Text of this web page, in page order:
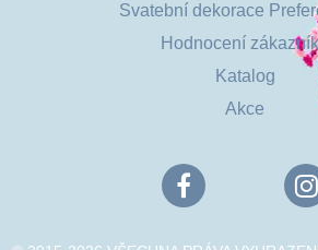
Svatební dekorace
Hodnocení
Katalog
Akce